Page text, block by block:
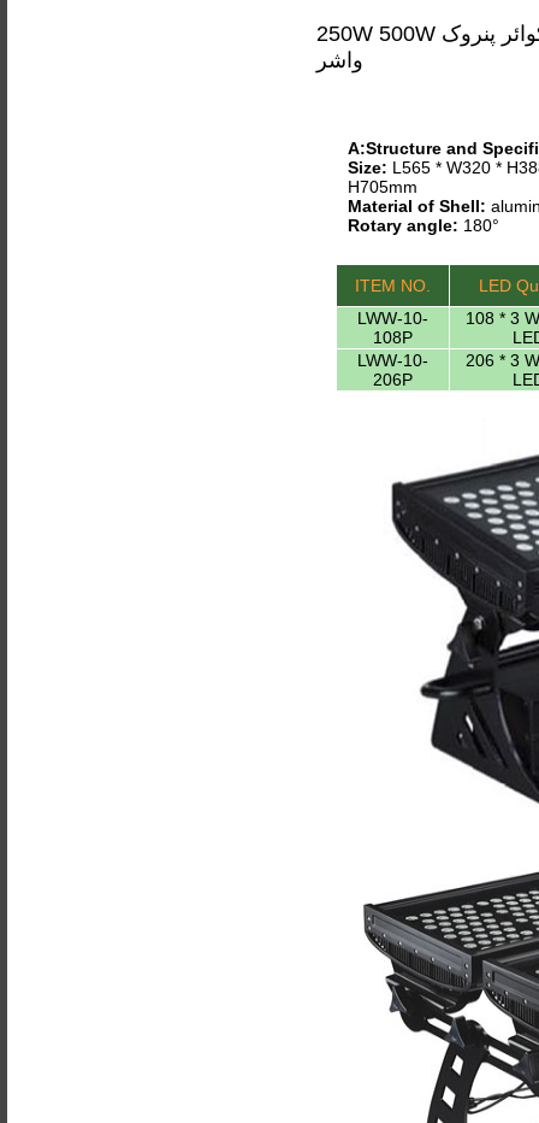
250W 500W اسکوائر پنروک IP65 DMX آرجیبی یا مستحکم LWW-10 ایل ای ڈی دیوار
واشر
A:Structure and
Size: L565 * W320 *
H705mm
Material of Shell:
Rotary angle: 180°
ITEM NO.
LED
LWW-10-
108P
108 * 3
LWW-10-
206P
206 * 3